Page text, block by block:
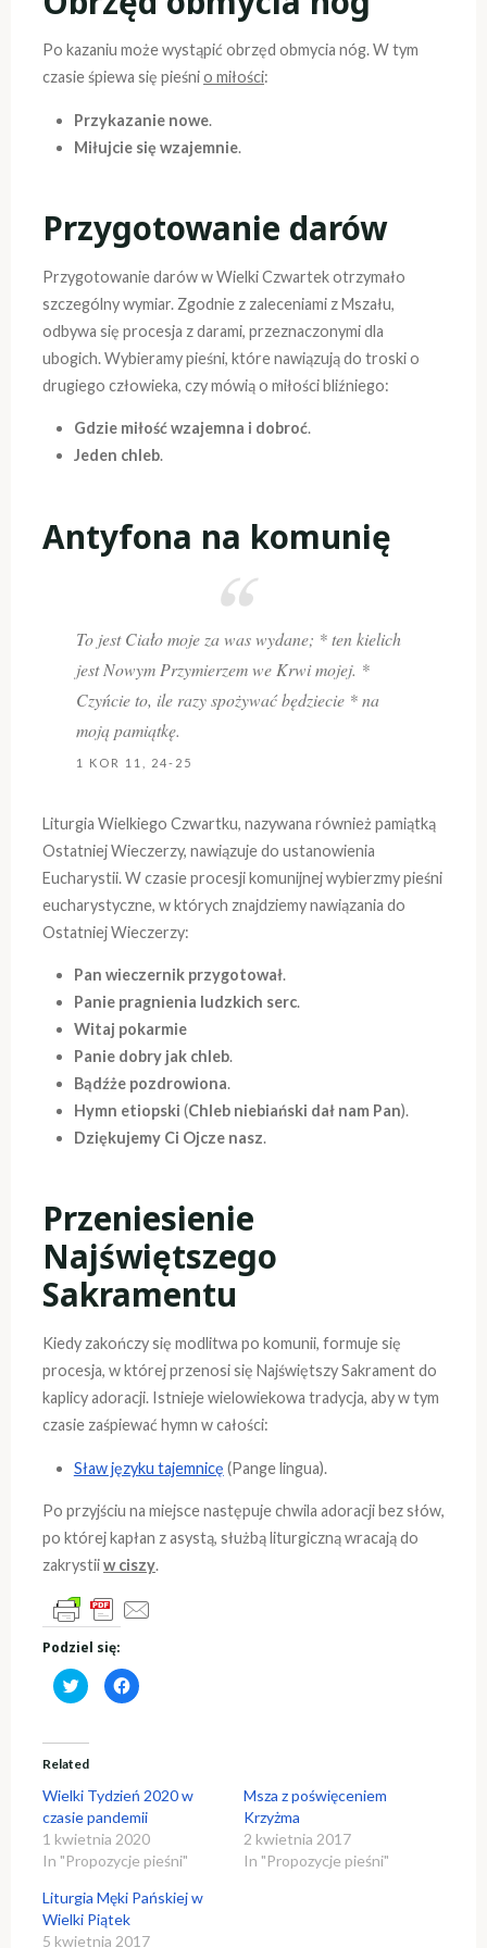
Po kazaniu może wystąpić obrzęd obmycia nóg. W tym
czasie śpiewa się pieśnio miłości:
Przykazanie nowe.
Miłujcie się wzajemnie.
Przygotowanie darów
Przygotowanie darów w Wielki Czwartek otrzymało
szczególny wymiar. Zgodnie z zaleceniami z Mszału,
odbywa się procesja z darami, przeznaczonymi dla
ubogich. Wybieramy pieśni, które nawiązują do troski o
drugiego człowieka, czy mówią o miłości bliźniego:
Gdzie miłość wzajemna i dobroć.
Jeden chleb.
Antyfona na komunię
To jest Ciało moje za was wydane; * ten kielich
jest Nowym Przymierzem we Krwi mojej. *
Czyńcie to, ile razy spożywać będziecie * na
moją pamiątkę.
1 KOR 11, 24-25
Liturgia Wielkiego Czwartku, nazywana również pamiątką
Ostatniej Wieczerzy, nawiązuje do ustanowienia
Eucharystii. W czasie procesji komunijnej wybierzmy pieśni
eucharystyczne, w których znajdziemy nawiązania do
Ostatniej Wieczerzy:
Pan wieczernik przygotował.
Panie pragnienia ludzkich serc.
Witaj pokarmie
Panie dobry jak chleb.
Bądźże pozdrowiona.
Hymn etiopski (Chleb niebiański dał nam Pan).
Dziękujemy Ci Ojcze nasz.
Przeniesienie
Najświętszego
Sakramentu
Kiedy zakończy się modlitwa po komunii, formuje się
procesja, w której przenosi się Najświętszy Sakrament do
kaplicy adoracji. Istnieje wielowiekowa tradycja, aby w tym
czasie zaśpiewać hymn w całości:
Sław języku tajemnicę (Pange lingua).
Po przyjściu na miejsce następuje chwila adoracji bez słów,
po której kapłan z asystą, służbą liturgiczną wracają do
zakrystiiw ciszy.
Podziel się:
C
l
t
o
s
h
a
r
e
o
T
t
t
e
r
C
l
h
a
r
e
o
n
F
c
e
o
Related
Wielki Tydzień 2020 w
czasie pandemii
1 kwietnia 2020
In "Propozycje pieśni"
Msza z poświęceniem
Krzyżma
2 kwietnia 2017
In "Propozycje pieśni"
Liturgia Męki Pańskiej w
Wielki Piątek
5 kwietnia 2017